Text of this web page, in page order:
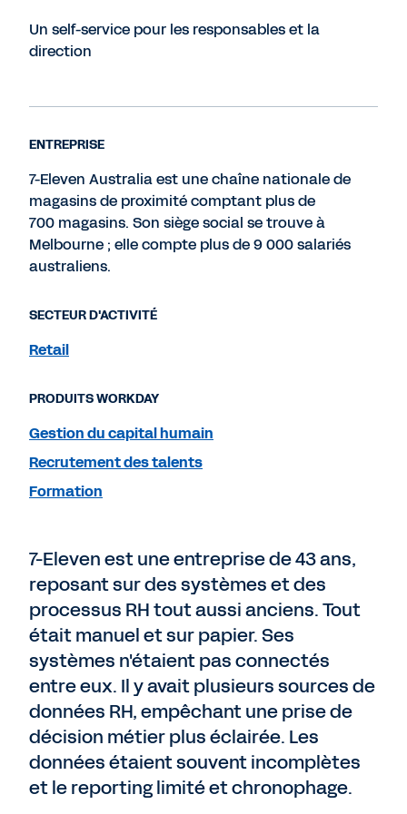
Un self-service pour les responsables et la
direction
7-Eleven est une entreprise de 43 ans,
reposant sur des systèmes et des
processus RH tout aussi anciens. Tout
était manuel et sur papier. Ses
systèmes n'étaient pas connectés
entre eux. Il y avait plusieurs sources de
données RH, empêchant une prise de
décision métier plus éclairée. Les
données étaient souvent incomplètes
et le reporting limité et chronophage.
ENTREPRISE
7-Eleven Australia est une chaîne nationale de
magasins de proximité comptant plus de
700 magasins. Son siège social se trouve à
Melbourne ; elle compte plus de 9 000 salariés
australiens.
SECTEUR D'ACTIVITÉ
Retail
PRODUITS WORKDAY
Gestion du capital humain
Recrutement des talents
Formation